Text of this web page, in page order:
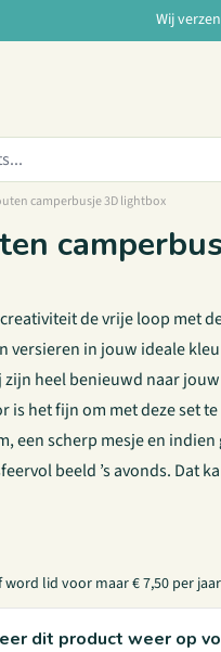
Wij
camperbusje 3D lightbox
de vrije loop met
versieren in jouw ideale
heel benieuwd naar
het fijn om met deze set
een scherp mesje en
beeld ’s avonds. Dat
word lid voor maar € 7,50 per
dit product weer op